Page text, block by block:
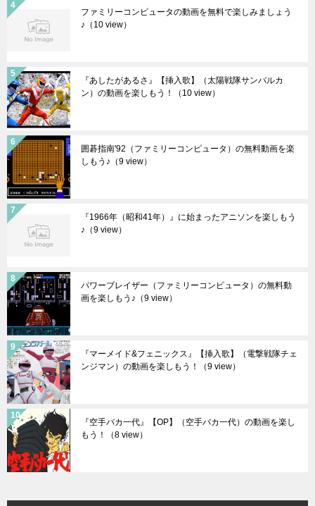
ファミリーコンピュータの動画を無料で楽しみましょう
♪ （10 view）
『あしたがあるさ』【挿入歌】（太陽戦隊サンバルカ
ン）の動画を楽しもう！
（10 view）
囲碁指南'92（ファミリーコンピュータ）の無料動画を楽
しもう♪ （9 view）
『1966年（昭和41年）』に始まったアニソンを楽しもう
♪ （9 view）
パワーブレイザー（ファミリーコンピュータ）の無料動
画を楽しもう♪ （9 view）
『マーメイド&フェニックス』【挿入歌】（電撃戦隊チェ
ンジマン）の動画を楽しもう！
（9 view）
『空手バカ一代』【OP】（空手バカ一代）の動画を楽し
もう！
（8 view）